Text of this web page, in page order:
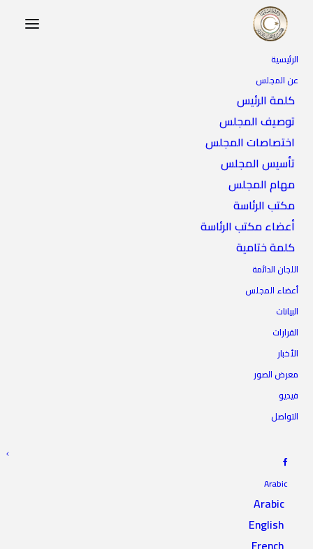
الرئيسية
عن المجلس
كلمة الرئيس
توصيف المجلس
اختصاصات المجلس
تأسيس المجلس
مهام المجلس
مكتب الرئاسة
أعضاء مكتب الرئاسة
كلمة ختامية
اللجان الدائمة
أعضاء المجلس
البيانات
القرارات
الأخبار
معرض الصور
فيديو
التواصل
Arabic
Arabic
English
رئيس الوزراء الأوغندي